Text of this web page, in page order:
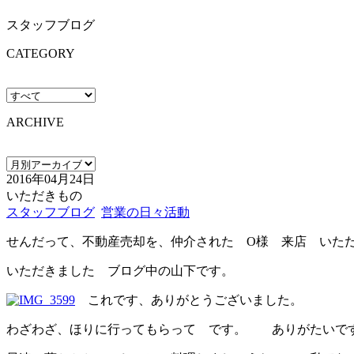
スタッフブログ
CATEGORY
ARCHIVE
2016年04月24日
いただきもの
スタッフブログ 営業の日々活動
せんだって、不動産売却を、仲介された O様 来店 いた
いただきました ブログ中の山下です。
これです、ありがとうございました。
わざわざ、ほりに行ってもらって です。 ありがたいで